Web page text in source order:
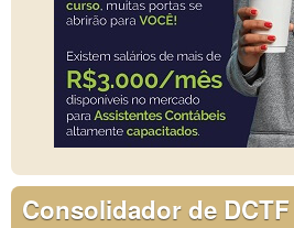
Consolidador de DCTF